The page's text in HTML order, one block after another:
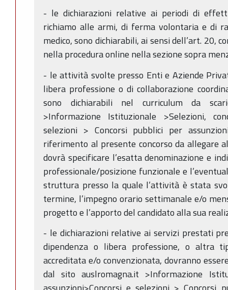
- le dichiarazioni relative ai periodi di
richiamo alle armi, di ferma volontaria e di
medico, sono dichiarabili, ai sensi dell’art. 20,
nella procedura online nella sezione sopra
- le attività svolte presso Enti e Aziende
libera professione o di collaborazione
sono dichiarabili nel curriculum da
>Informazione Istituzionale >Selezioni,
selezioni > Concorsi pubblici per
riferimento al presente concorso da allegare
dovrà specificare l’esatta denominazione e
professionale/posizione funzionale e
struttura presso la quale l’attività è stata
termine, l’impegno orario settimanale e/o
progetto e l’apporto del candidato alla sua
- le dichiarazioni relative ai servizi prestati
dipendenza o libera professione, o altra
accreditata e/o convenzionata, dovranno
dal sito auslromagna.it >Informazione